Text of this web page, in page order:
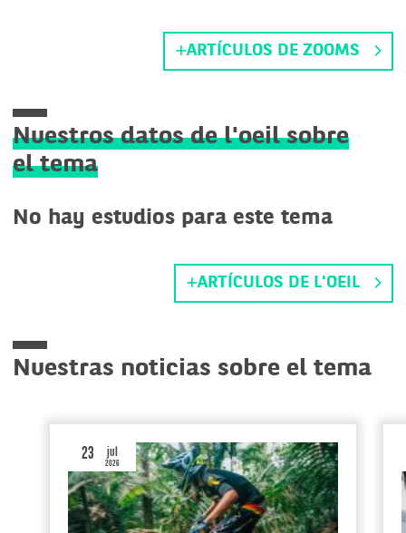
ARTÍCULOS DE ZOOMS
Nuestros datos de l'oeil sobre
el tema
No hay estudios para este tema
ARTÍCULOS DE L'OEIL
Nuestras noticias sobre el tema
23 jul
2026